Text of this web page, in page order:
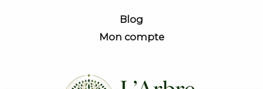
Blog
Mon compte